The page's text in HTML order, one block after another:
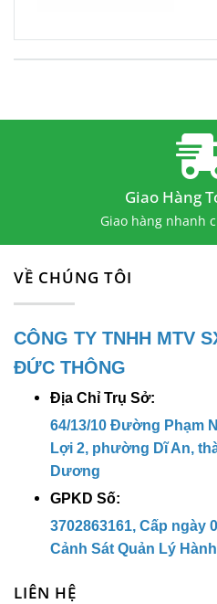
Đừng bỏ lỡ cơ hội sở
ngay với chúng tôi
email để được tư vấn
phẩm cũng như các
CÔNG TY TNHH
THẤT ĐỨC THÔNG
Địa chỉ trụ sở:
Phạm Ngũ Lão,
phường Dĩ An,
Dương
Địa chỉ kho hàng:
Lợi , KP. Thắng
Dĩ An, Bình
Giao Hàng
Giao hàng nhanh
VỀ CHÚNG TÔI
CÔNG TY TNHH MTV
ĐỨC THÔNG
Địa Chỉ Trụ Sở:
64/13/10 Đường Phạm
Lợi 2, phường Dĩ An,
Dương
GPKD Số:
3702863161, Cấp ngày
Cảnh Sát Quản Lý
LIÊN HỆ